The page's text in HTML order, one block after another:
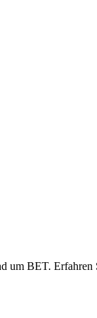
um BET. Erfahren